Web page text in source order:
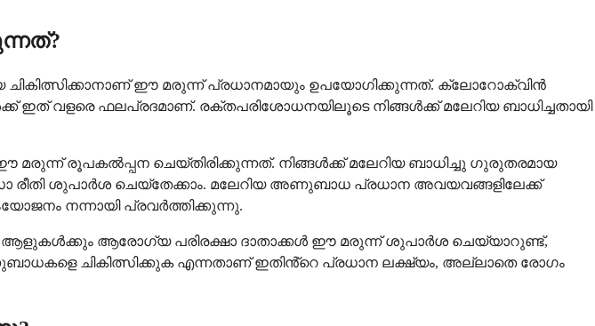
ചികിത്സിക്കാനാണ് ഈ മരുന്ന് പ്രധാനമായും ഉപയോഗിക്കുന്നത്. ക്ലോറോക്വിൻ
വളരെ ഫലപ്രദമാണ്. രക്തപരിശോധനയിലൂടെ നിങ്ങൾക്ക് മലേറിയ ബാധിച്ചതായി
മരുന്ന് രൂപകൽപ്പന ചെയ്തിരിക്കുന്നത്. നിങ്ങൾക്ക് മലേറിയ ബാധിച്ചു ഗുരുതരമായ
രീതി ശുപാർശ ചെയ്തേക്കാം. മലേറിയ അണുബാധ പ്രധാന അവയവങ്ങളിലേക്ക്
നന്നായി പ്രവർത്തിക്കുന്നു.
ആളുകൾക്കും ആരോഗ്യ പരിരക്ഷാ ദാതാക്കൾ ഈ മരുന്ന് ശുപാർശ ചെയ്യാറുണ്ട്,
ചികിത്സിക്കുക എന്നതാണ് ഇതിൻ്റെ പ്രധാന ലക്ഷ്യം, അല്ലാതെ രോഗം